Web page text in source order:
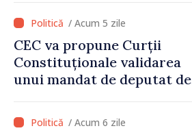
/ Acum 5 zile
CEC va propune Curții
Constituționale validarea
unui mandat de deputat de
/ Acum 6 zile